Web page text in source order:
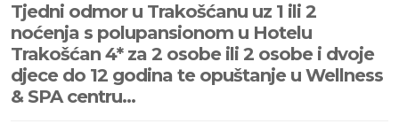
Tjedni odmor u Trakošćanu uz 1 ili 2
noćenja s polupansionom u Hotelu
Trakošćan 4* za 2 osobe ili 2 osobe i dvoje
djece do 12 godina te opuštanje u Wellness
& SPA centru...